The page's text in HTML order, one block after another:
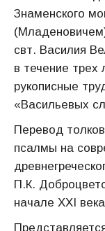
Знаменского
свт. Василия
в течение
рукописные
«Васильевых
Перевод
псалмы на
П.К.
начале XXI